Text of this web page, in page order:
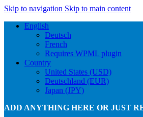
Skip to navigation Skip to main content
English
Deutsch
French
Requires WPML plugin
Country
United States (USD)
Deutschland (EUR)
Japan (JPY)
ADD ANYTHING HERE OR JUST